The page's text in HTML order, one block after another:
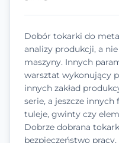
Dobór tokarki do
analizy produkcji, a
maszyny. Innych
warsztat wykonujący
innych zakład
serie, a jeszcze innych
tuleje, gwinty czy
Dobrze dobrana
bezpieczeństwo